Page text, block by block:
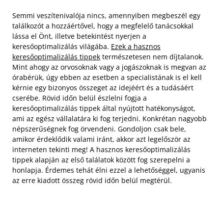
Semmi veszítenivalója nincs, amennyiben megbeszél egy
találkozót a hozzáértővel, hogy a megfelelő tanácsokkal
lássa el Önt, illetve betekintést nyerjen a
keresőoptimalizálás világába. Ezek a hasznos
keresőoptimalizálás tippek természetesen nem díjtalanok.
Mint ahogy az orvosoknak vagy a jogászoknak is megvan az
órabérük, úgy ebben az esetben a specialistának is el kell
kérnie egy bizonyos összeget az idejéért és a tudásáért
cserébe. Rövid időn belül észlelni fogja a
keresőoptimalizálás tippek által nyújtott hatékonyságot,
ami az egész vállalatára ki fog terjedni. Konkrétan nagyobb
népszerűségnek fog örvendeni. Gondoljon csak bele,
amikor érdeklődik valami iránt, akkor azt legelőször az
interneten tekinti meg! A hasznos keresőoptimalizálás
tippek alapján az első találatok között fog szerepelni a
honlapja. Érdemes tehát élni ezzel a lehetőséggel, ugyanis
az erre kiadott összeg rövid időn belül megtérül.